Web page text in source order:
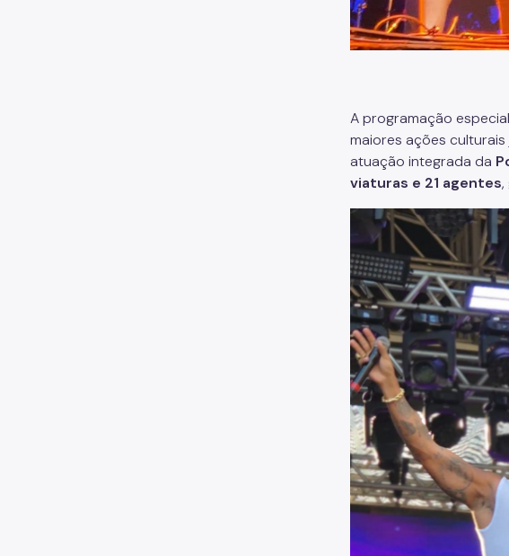
A programação
maiores ações
atuação integrada da
viaturas e 21 agentes,